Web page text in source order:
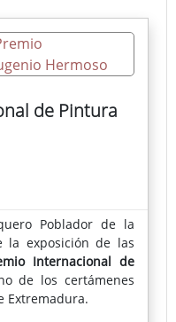
de Pintura
Poblador de la
la exposición de las
Internacional de
de los certámenes
Extremadura.